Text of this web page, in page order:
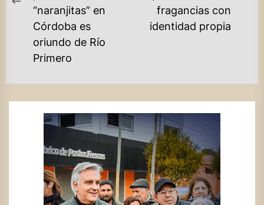
Previous
post:
“naranjitas” en
Córdoba es
oriundo de Río
Primero
fragancias con
identidad propia